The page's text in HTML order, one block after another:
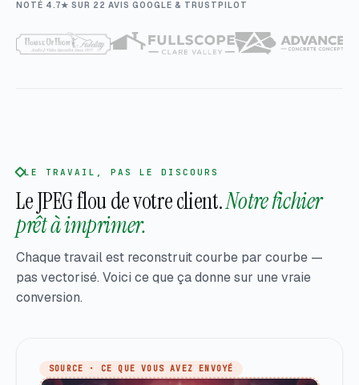
NOTÉ 4.7★ SUR 22 AVIS GOOGLE & TRUSTPILOT
LE TRAVAIL, PAS LE DISCOURS
Le JPEG flou de votre client.Notre fichier
prêt à imprimer.
Chaque travail est reconstruit courbe par courbe —
pas vectorisé. Voici ce que ça donne sur une vraie
conversion.
SOURCE · CE QUE VOUS AVEZ ENVOYÉ